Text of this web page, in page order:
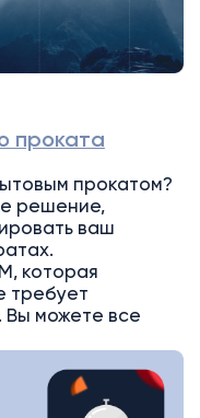
проката
прокатом?
решение,
ваш
которая
требует
Вы можете все